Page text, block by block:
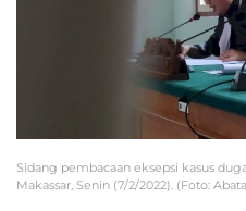
Sidang pembacaan eksepsi kasus
Makassar, Senin (7/2/2022). (Foto: